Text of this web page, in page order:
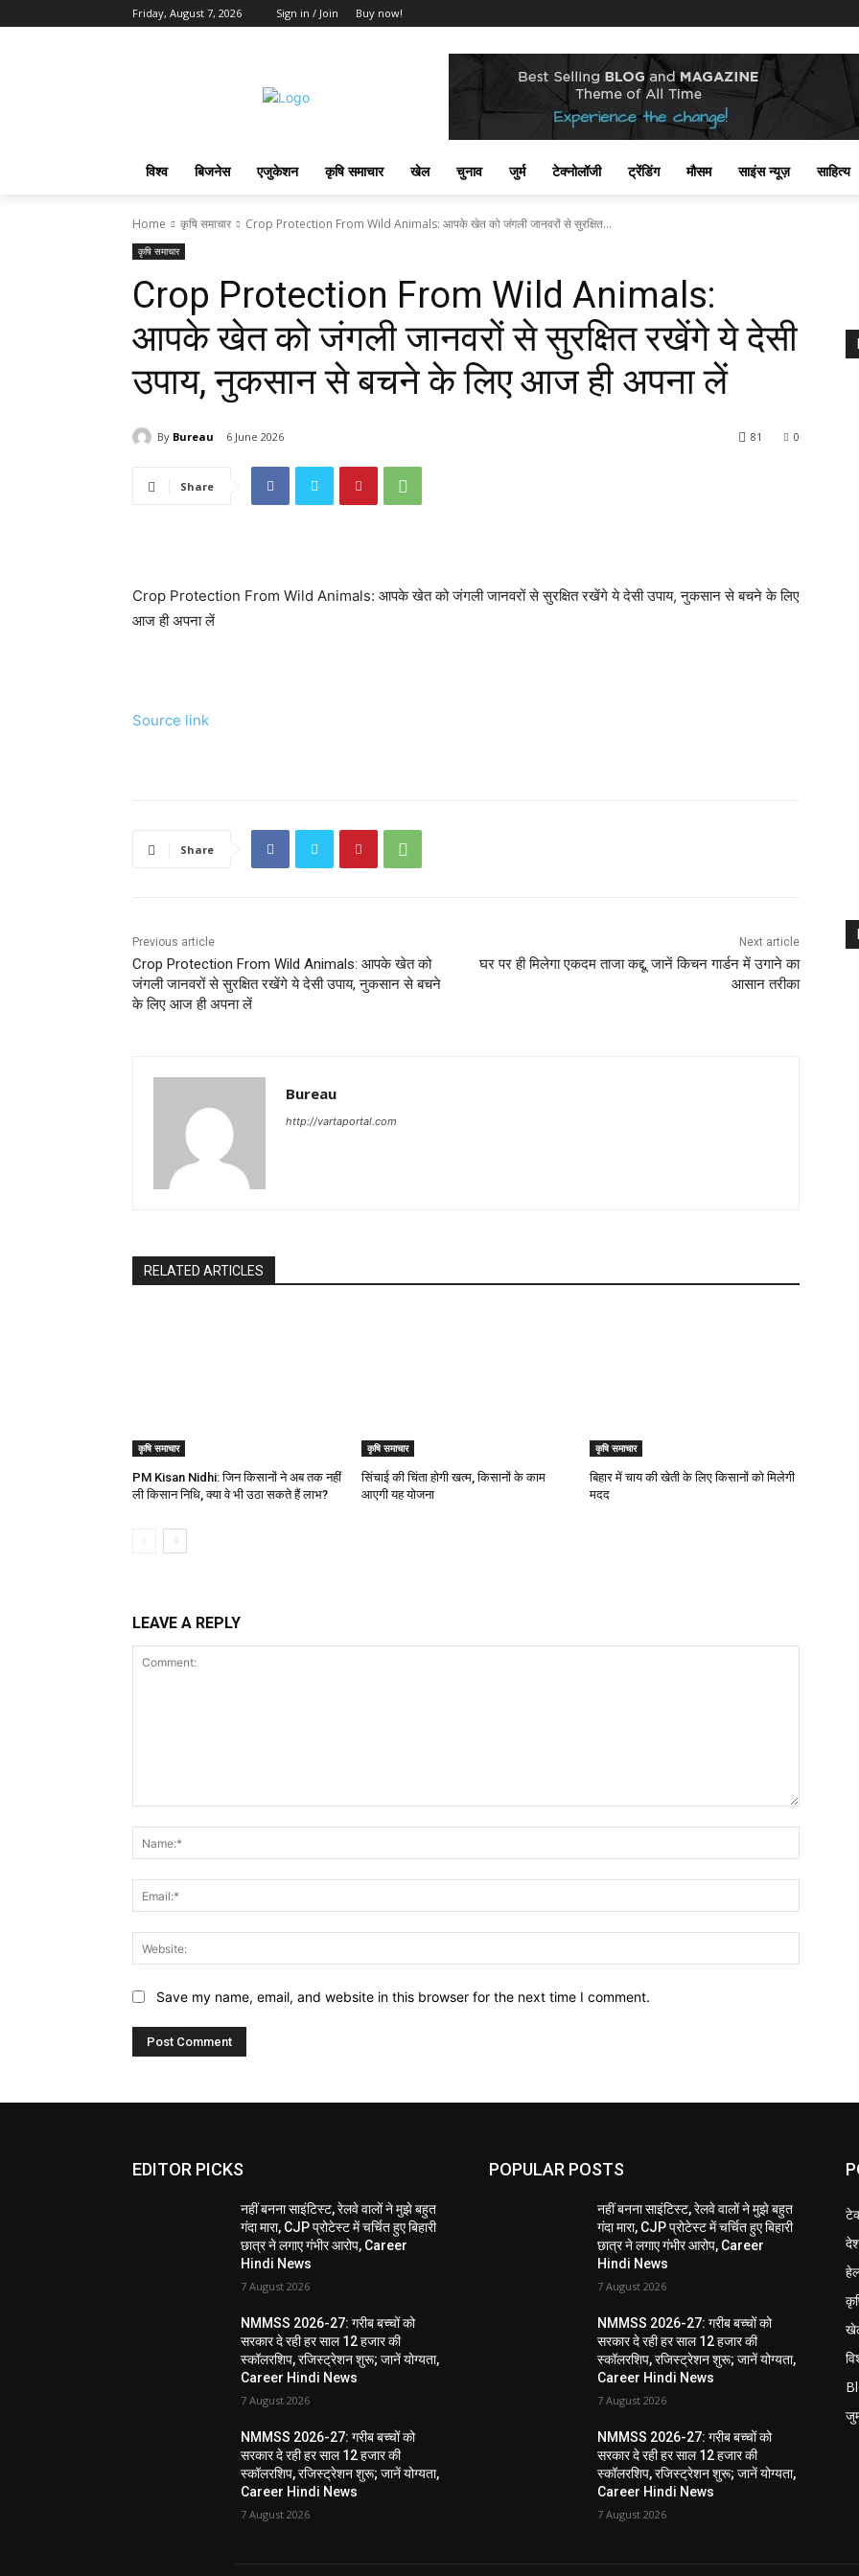
Friday, August 7, 2026 Sign in / Join Buy now!
विश्व बिजनेस एजुकेशन कृषि समाचार खेल चुनाव जुर्म टेक्नोलॉजी ट्रेंडिंग मौसम साइंस न्यूज़ साहित्य
Home कृषि समाचार Crop Protection From Wild Animals: आपके खेत को जंगली जानवरों से सुरक्षित...
कृषि समाचार
Crop Protection From Wild Animals:
आपके खेत को जंगली जानवरों से सुरक्षित रखेंगे ये देसी
उपाय, नुकसान से बचने के लिए आज ही अपना लें
By Bureau 6 June 2026 0
81
Share
Crop Protection From Wild Animals: आपके खेत को जंगली जानवरों से सुरक्षित रखेंगे ये देसी उपाय, नुकसान से बचने के लिए
आज ही अपना लें
Source link
Share
Previous article
Crop Protection From Wild Animals: आपके खेत को
जंगली जानवरों से सुरक्षित रखेंगे ये देसी उपाय, नुकसान से बचने
के लिए आज ही अपना लें
Next article
घर पर ही मिलेगा एकदम ताजा कद्दू, जानें किचन गार्डन में उगाने का
आसान तरीका
Bureau
http://vartaportal.com
RELATED ARTICLES
कृषि समाचार
PM Kisan Nidhi: जिन किसानों ने अब तक नहीं
ली किसान निधि, क्या वे भी उठा सकते हैं लाभ?
कृषि समाचार
सिंचाई की चिंता होगी खत्म, किसानों के काम
आएगी यह योजना
कृषि समाचार
बिहार में चाय की खेती के लिए किसानों को मिलेगी
मदद
LEAVE A REPLY
Save my name, email, and website in this browser for the next time I comment.
EDITOR PICKS
नहीं बनना साइंटिस्ट, रेलवे वालों ने मुझे बहुत
गंदा मारा, CJP प्रोटेस्ट में चर्चित हुए बिहारी
छात्र ने लगाए गंभीर आरोप, Career
Hindi News
7 August 2026
NMMSS 2026-27: गरीब बच्चों को
सरकार दे रही हर साल 12 हजार की
स्कॉलरशिप, रजिस्ट्रेशन शुरू; जानें योग्यता,
Career Hindi News
7 August 2026
NMMSS 2026-27: गरीब बच्चों को
सरकार दे रही हर साल 12 हजार की
स्कॉलरशिप, रजिस्ट्रेशन शुरू; जानें योग्यता,
Career Hindi News
7 August 2026
POPULAR POSTS
नहीं बनना साइंटिस्ट, रेलवे वालों ने मुझे बहुत
गंदा मारा, CJP प्रोटेस्ट में चर्चित हुए बिहारी
छात्र ने लगाए गंभीर आरोप, Career
Hindi News
7 August 2026
NMMSS 2026-27: गरीब बच्चों को
सरकार दे रही हर साल 12 हजार की
स्कॉलरशिप, रजिस्ट्रेशन शुरू; जानें योग्यता,
Career Hindi News
7 August 2026
NMMSS 2026-27: गरीब बच्चों को
सरकार दे रही हर साल 12 हजार की
स्कॉलरशिप, रजिस्ट्रेशन शुरू; जानें योग्यता,
Career Hindi News
7 August 2026